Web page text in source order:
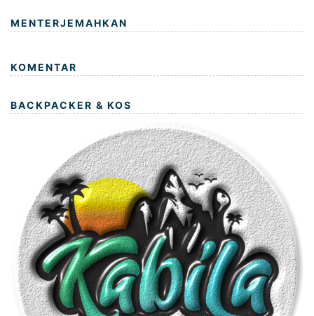
MENTERJEMAHKAN
KOMENTAR
BACKPACKER & KOS